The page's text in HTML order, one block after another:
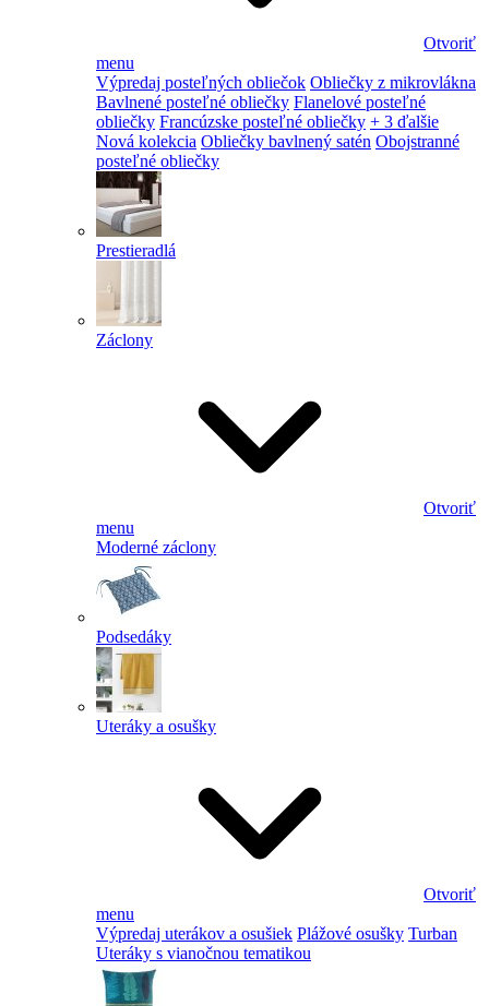
Otvoriť
menu
Výpredaj posteľných obliečok Obliečky z mikrovlákna
Bavlnené posteľné obliečky Flanelové posteľné
obliečky Francúzske posteľné obliečky + 3 ďalšie
Nová kolekcia Obliečky bavlnený satén Obojstranné
posteľné obliečky
Prestieradlá
Záclony
Otvoriť
menu
Moderné záclony
Podsedáky
Uteráky a osušky
Otvoriť
menu
Výpredaj uterákov a osušiek Plážové osušky Turban
Uteráky s vianočnou tematikou